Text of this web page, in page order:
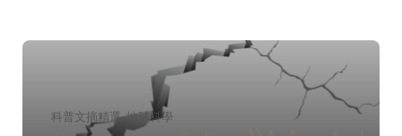
分
類：
科普文摘精選 地球科學